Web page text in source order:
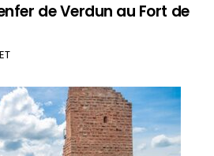
de Verdun au Fort de